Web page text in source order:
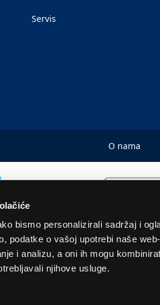
bismo personalizirali sadržaj i
podatke o vašoj upotrebi naše
i analizu, a oni ih mogu
njihove usluge.
Servis
O nama
© 2026. Sva prava pridržana!
EUR i uključuju PDV. Služimo samo količine za